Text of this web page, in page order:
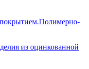
из оцинкованной